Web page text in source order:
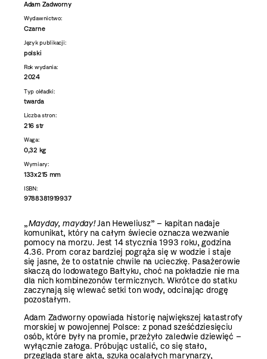
Adam Zadworny
Wydawnictwo:
Czarne
Język publikacji:
polski
Rok wydania:
2024
Typ okładki:
twarda
Liczba stron:
216 str
Waga:
0,32 kg
Wymiary:
133x215 mm
ISBN:
9788381919937
„Mayday, mayday!Jan Heweliusz” – kapitan nadaje
komunikat, który na całym świecie oznacza wezwanie
pomocy na morzu. Jest 14 stycznia 1993 roku, godzina
4.36. Prom coraz bardziej pogrąża się w wodzie i staje
się jasne, że to ostatnie chwile na ucieczkę. Pasażerowie
skaczą do lodowatego Bałtyku, choć na pokładzie nie ma
dla nich kombinezonów termicznych. Wkrótce do statku
zaczynają się wlewać setki ton wody, odcinając drogę
pozostałym.
Adam Zadworny opowiada historię największej katastrofy
morskiej w powojennej Polsce: z ponad sześćdziesięciu
osób, które były na promie, przeżyło zaledwie dziewięć –
wyłącznie załoga. Próbując ustalić, co się stało,
przegląda stare akta, szuka ocalałych marynarzy,